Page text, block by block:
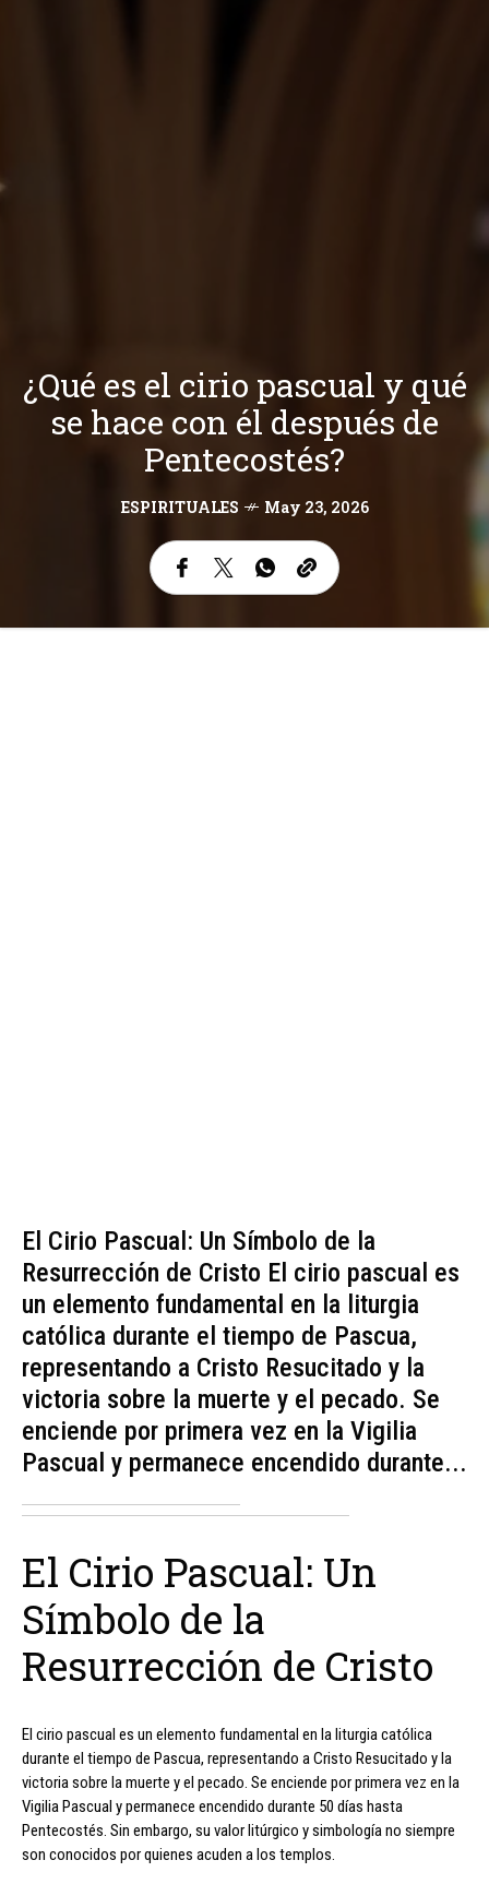
¿Qué es el cirio pascual y qué
se hace con él después de
Pentecostés?
ESPIRITUALES May 23, 2026
El Cirio Pascual: Un Símbolo de la
Resurrección de Cristo El cirio pascual es
un elemento fundamental en la liturgia
católica durante el tiempo de Pascua,
representando a Cristo Resucitado y la
victoria sobre la muerte y el pecado. Se
enciende por primera vez en la Vigilia
Pascual y permanece encendido durante...
El Cirio Pascual: Un
Símbolo de la
Resurrección de Cristo
El cirio pascual es un elemento fundamental en la liturgia católica
durante el tiempo de Pascua, representando a Cristo Resucitado y la
victoria sobre la muerte y el pecado. Se enciende por primera vez en la
Vigilia Pascual y permanece encendido durante 50 días hasta
Pentecostés. Sin embargo, su valor litúrgico y simbología no siempre
son conocidos por quienes acuden a los templos.